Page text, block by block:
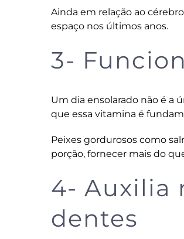
Ainda em relação ao
espaço nos últimos anos.
3-
Um dia ensolarado não é a
que essa vitamina é
Peixes gordurosos como
porção, fornecer mais do
4- Auxilia
dentes